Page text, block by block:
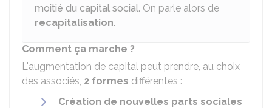
moitié du capital social. On parle alors de
recapitalisation.
Comment ça marche ?
L'augmentation de capital peut prendre, au choix
des associés, 2 formes différentes :
Création de nouvelles parts sociales